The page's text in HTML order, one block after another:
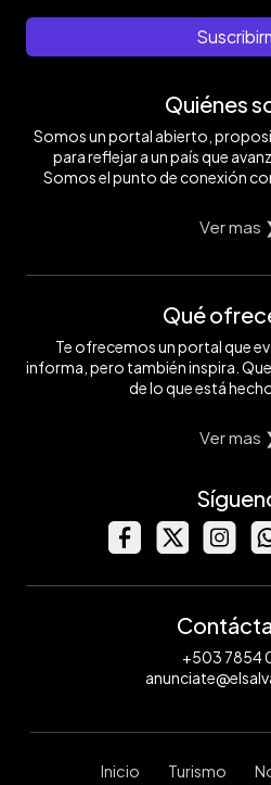
Quiénes
Somos un portal abierto,
para reflejar a un país que
Somos el punto de conexión
Ver mas
Qué
Te ofrecemos un portal que
informa, pero también inspira.
de lo que está
Ver mas
+503 7854
Inicio Turismo